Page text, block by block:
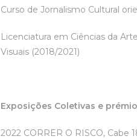
Curso de Jornalismo Cultural
Licenciatura em Ciências da
Visuais (2018/2021)
Exposições Coletivas e
2022 CORRER O RISCO, Cabe